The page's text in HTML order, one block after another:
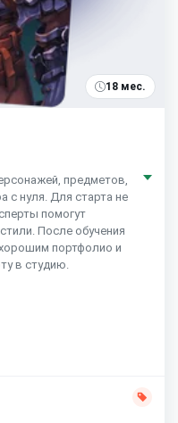
18 мес.
предметов,
с нуля. Для старта не
помогут
После обучения
портфолио и
в студию.